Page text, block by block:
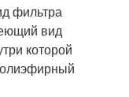
фильтра
вид
которой